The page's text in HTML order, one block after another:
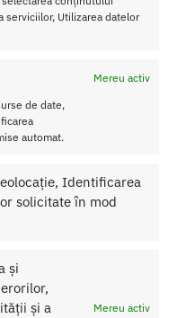
serviciilor, Utilizarea datelor
Mereu activ
de date,
automat.
Identificarea
solicitate în mod
și
și a
Mereu activ
de apa pentru un confort
de ingrijire personala in
Anala Hydro Series Sly
si versatilitate.
experientele
eficient.
pentru irigare anala